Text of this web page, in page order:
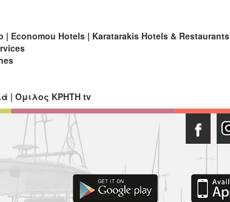
| Economou Hotels | Karatarakis Hotels & Restaurants
| Όμιλος ΚΡΗΤΗ tv